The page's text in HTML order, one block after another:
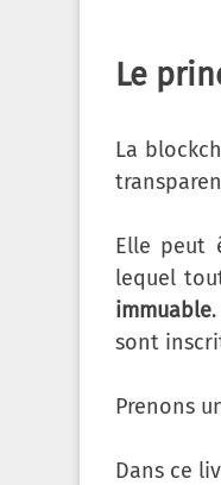
Le
La
Elle peut
lequel
immuable
sont
Prenons
Dans ce